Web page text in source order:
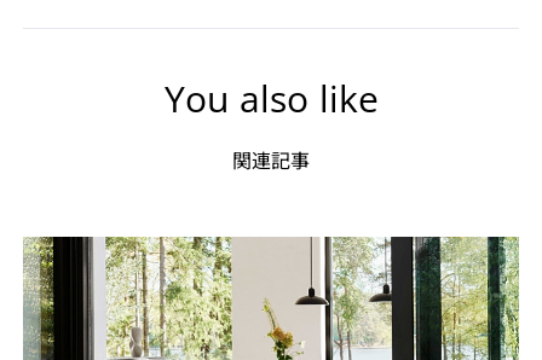
You also like
関連記事